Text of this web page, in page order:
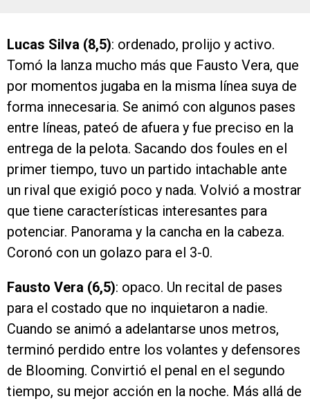
Lucas Silva (8,5): ordenado, prolijo y activo.
Tomó la lanza mucho más que Fausto Vera, que
por momentos jugaba en la misma línea suya de
forma innecesaria. Se animó con algunos pases
entre líneas, pateó de afuera y fue preciso en la
entrega de la pelota. Sacando dos foules en el
primer tiempo, tuvo un partido intachable ante
un rival que exigió poco y nada. Volvió a mostrar
que tiene características interesantes para
potenciar. Panorama y la cancha en la cabeza.
Coronó con un golazo para el 3-0.
Fausto Vera (6,5): opaco. Un recital de pases
para el costado que no inquietaron a nadie.
Cuando se animó a adelantarse unos metros,
terminó perdido entre los volantes y defensores
de Blooming. Convirtió el penal en el segundo
tiempo, su mejor acción en la noche. Más allá de